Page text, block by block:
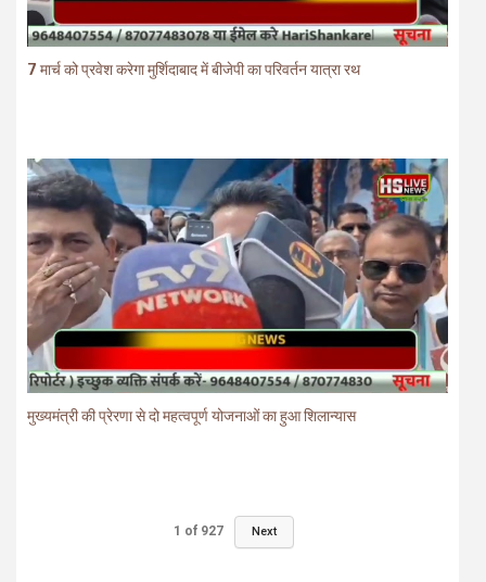
7 मार्च को प्रवेश करेगा मुर्शिदाबाद में बीजेपी का परिवर्तन यात्रा रथ
मुख्यमंत्री की प्रेरणा से दो महत्वपूर्ण योजनाओं का हुआ शिलान्यास
1 of 927 Next